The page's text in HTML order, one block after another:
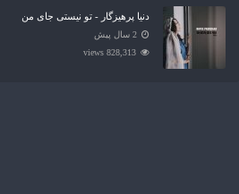
دنیا پرهیزگار - تو نیستی جای من
2 سال پیش
828,313 views